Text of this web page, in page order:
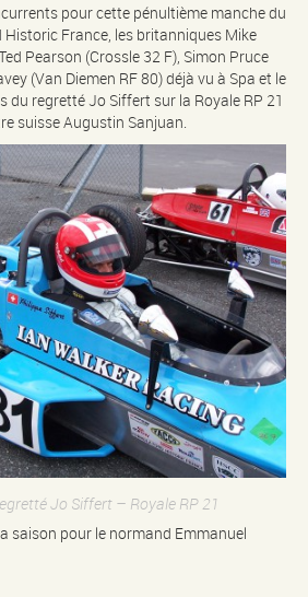
pour cette pénultième manche du
France, les britanniques Mike
Pearson (Crossle 32 F), Simon Pruce
(Van Diemen RF 80) déjà vu à Spa et le
du regretté Jo Siffert sur la Royale RP 21
suisse Augustin Sanjuan.
Jo Siffert – Royale RP 21
saison pour le normand Emmanuel